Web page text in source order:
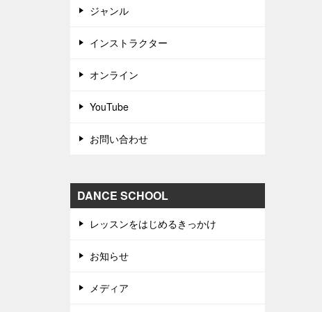
ジャンル
インストラクター
オンライン
YouTube
お問い合わせ
DANCE SCHOOL
レッスンをはじめるきっかけ
お知らせ
メディア